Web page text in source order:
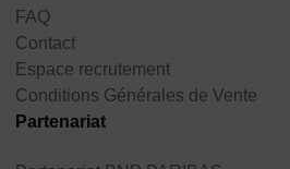
FAQ
Contact
Espace recrutement
Conditions Générales de Vente
Partenariat